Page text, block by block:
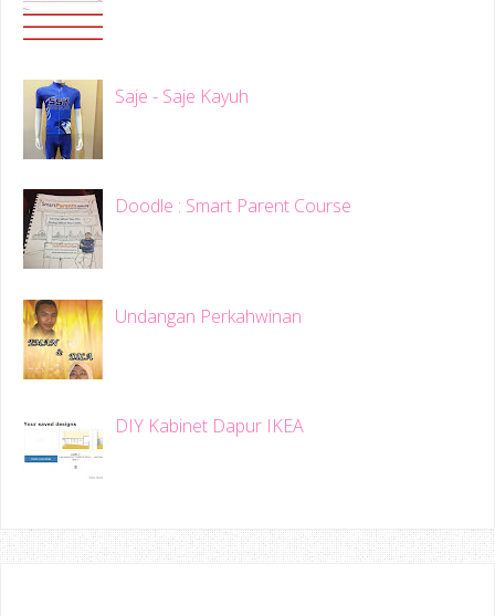
Saje - Saje Kayuh
Doodle : Smart Parent Course
Undangan Perkahwinan
DIY Kabinet Dapur IKEA